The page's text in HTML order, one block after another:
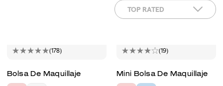
(178)
Bolsa De Maquillaje
(19)
Mini Bolsa De Maquillaje